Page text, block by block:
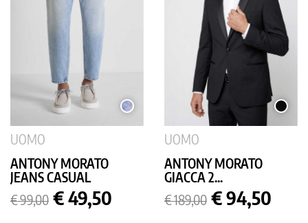
LIGHT
UOMO
ANTONY MORATO
JEANS CASUAL
Prezzo
base
€ 99,00 Prezzo
€ 49,50
NERO
UOMO
ANTONY MORATO
GIACCA 2...
Prezzo
base
€ 189,00 Prezzo
€ 94,50